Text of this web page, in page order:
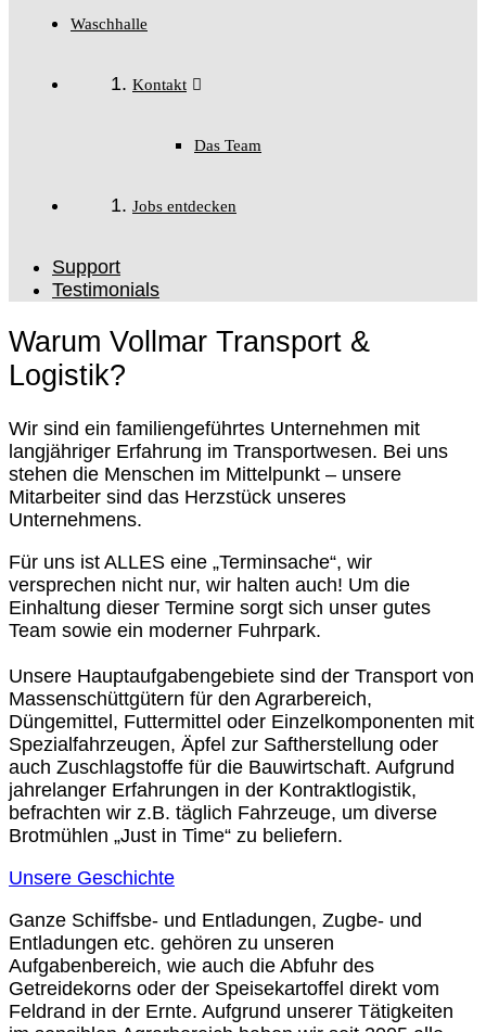
Waschhalle
Kontakt
Das Team
Jobs entdecken
Support
Testimonials
Warum Vollmar Transport &
Logistik?
Wir sind ein familiengeführtes Unternehmen mit
langjähriger Erfahrung im Transportwesen. Bei uns
stehen die Menschen im Mittelpunkt – unsere
Mitarbeiter sind das Herzstück unseres
Unternehmens.
Für uns ist ALLES eine „Terminsache“, wir
versprechen nicht nur, wir halten auch! Um die
Einhaltung dieser Termine sorgt sich unser gutes
Team sowie ein moderner Fuhrpark.
Unsere Hauptaufgabengebiete sind der Transport von
Massenschüttgütern für den Agrarbereich,
Düngemittel, Futtermittel oder Einzelkomponenten mit
Spezialfahrzeugen, Äpfel zur Saftherstellung oder
auch Zuschlagstoffe für die Bauwirtschaft. Aufgrund
jahrelanger Erfahrungen in der Kontraktlogistik,
befrachten wir z.B. täglich Fahrzeuge, um diverse
Brotmühlen „Just in Time“ zu beliefern.
Unsere Geschichte
Ganze Schiffsbe- und Entladungen, Zugbe- und
Entladungen etc. gehören zu unseren
Aufgabenbereich, wie auch die Abfuhr des
Getreidekorns oder der Speisekartoffel direkt vom
Feldrand in der Ernte. Aufgrund unserer Tätigkeiten